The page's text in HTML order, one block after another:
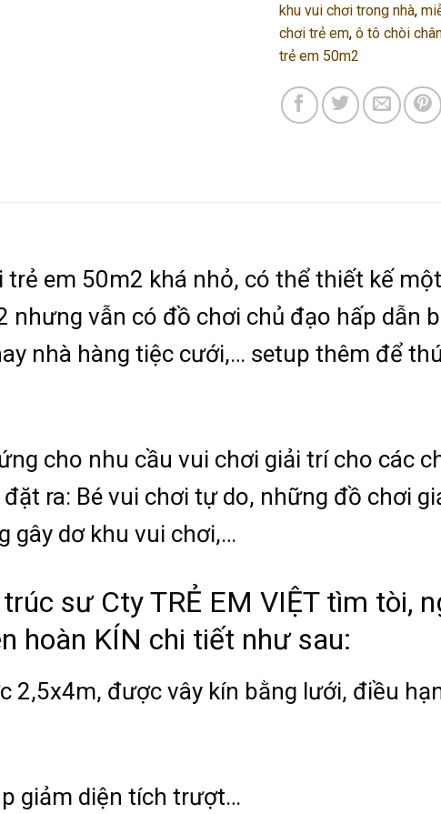
khu vui chơi trong nhà,
chơi trẻ em, ô tô chòi
trẻ em 50m2
trẻ em 50m2 khá nhỏ, có thể thiết kế
nhưng vẫn có đồ chơi chủ đạo hấp dẫn
nhà hàng tiệc cưới,… setup thêm để
cho nhu cầu vui chơi giải trí cho các
ra: Bé vui chơi tự do, những đồ chơi
gây dơ khu vui chơi,…
sư Cty TRẺ EM VIỆT tìm tòi,
hoàn KÍN chi tiết như sau:
2,5x4m, được vây kín bằng lưới, điều
giảm diện tích trượt…